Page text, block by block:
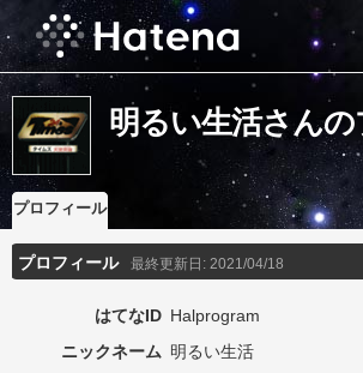
明るい生活さん
プロフィール
プロフィール 最終更新日: 2021/04/18
はてなID Halprogram
ニックネーム 明るい生活